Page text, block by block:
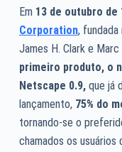
Em 13 de outubro de
Corporation,
James H. Clark e
primeiro produto, o
Netscape 0.9,que já
lançamento, 75% do
tornando-se o
chamados os